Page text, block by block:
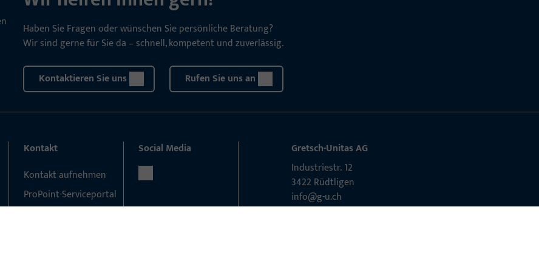
Haben Sie Fragen oder wünschen Sie persönliche Beratung?
Wir sind gerne für Sie da – schnell, kompetent und zuverlässig.
Kontaktieren Sie uns Rufen Sie uns an
Kontakt
Kontakt aufnehmen
ProPoint-Serviceportal
Social Media
Gretsch-Unitas AG
Indu­s­triestr. 12
3422 Rüdt­ligen
info@g-u.ch